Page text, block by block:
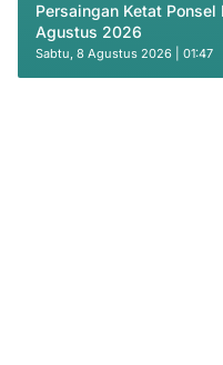
Persaingan Ketat
Agustus 2026
Sabtu, 8 Agustus 2026 | 01:47